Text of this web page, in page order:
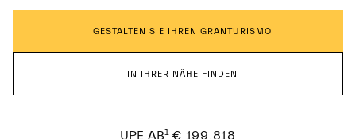
GESTALTEN SIE IHREN GRANTURISMO
IN IHRER NÄHE FINDEN
UPE AB1 € 199.818